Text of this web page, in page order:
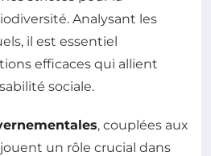
Analysant les
il est essentiel
efficaces qui allient
sociale.
, couplées aux
un rôle crucial dans